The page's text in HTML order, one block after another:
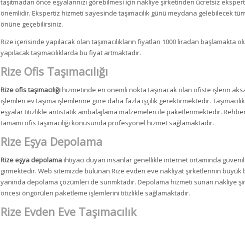
taşıtmadan önce eşyalarınızı görebilmesi için nakliye şirketinden ücretsiz
önemlidir. Ekspertiz hizmeti sayesinde taşımacılık günü meydana gelebilecek
önüne geçebilirsiniz.
Rize içerisinde yapılacak olan taşımacılıkların fiyatları 1000 liradan başlamakta
yapılacak taşımacılıklarda bu fiyat artmaktadır.
Rize Ofis Taşımacılığı
Rize ofis taşımacılığıhizmetinde en önemli nokta taşınacak olan ofiste işlerin
işlemleri ev taşıma işlemlerine göre daha fazla işçilik gerektirmektedir.
eşyalar titizlikle antistatik ambalajlama malzemeleri ile paketlenmektedir.
tamamı ofis taşımacılığı konusunda profesyonel hizmet sağlamaktadır.
Rize Eşya Depolama
Rize eşya depolamaihtiyacı duyan insanlar genellikle internet ortamında
girmektedir. Web sitemizde bulunan Rize evden eve nakliyat şirketlerinin büyük
yanında depolama çözümleri de sunmktadır. Depolama hizmeti sunan nakliye
öncesi öngörülen paketleme işlemlerini titizlikle sağlamaktadır.
Rize Evden Eve Taşımacılık